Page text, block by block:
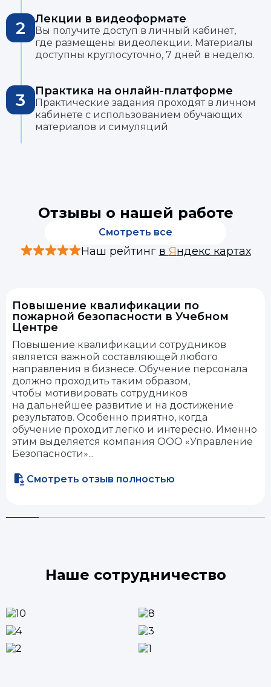
2 Лекции в видеоформате
Вы получите доступ в личный кабинет,
где размещены видеолекции. Материалы
доступны круглосуточно, 7 дней в неделю.
3 Практика на онлайн-платформе
Практические задания проходят в личном
кабинете с использованием обучающих
материалов и симуляций
Отзывы о нашей работе
Смотреть все
Наш рейтинг в Яндекс картах
Повышение квалификации по
пожарной безопасности в Учебном
Центре
Повышение квалификации сотрудников
является важной составляющей любого
направления в бизнесе. Обучение персонала
должно проходить таким образом,
чтобы мотивировать сотрудников
на дальнейшее развитие и на достижение
результатов. Особенно приятно, когда
обучение проходит легко и интересно. Именно
этим выделяется компания ООО «Управление
Безопасности»...
Смотреть отзыв полностью
Наше сотрудничество